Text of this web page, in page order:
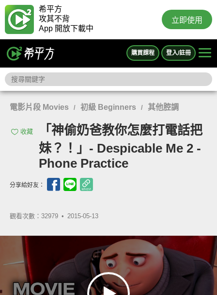
希平方
攻其不背
App 開放下載中
立即使用
購買課程 登入/註冊
電影片段 Movies / 初級 Beginners / 其他腔調
收藏
「神偷奶爸教你怎麼打電話把
妹？！」- Despicable Me 2 -
Phone Practice
分享給好友：
觀看次數：32979 • 2015-05-13